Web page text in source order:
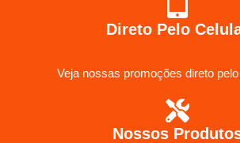
Direto Pelo
Veja nossas promoções direto
Nossos